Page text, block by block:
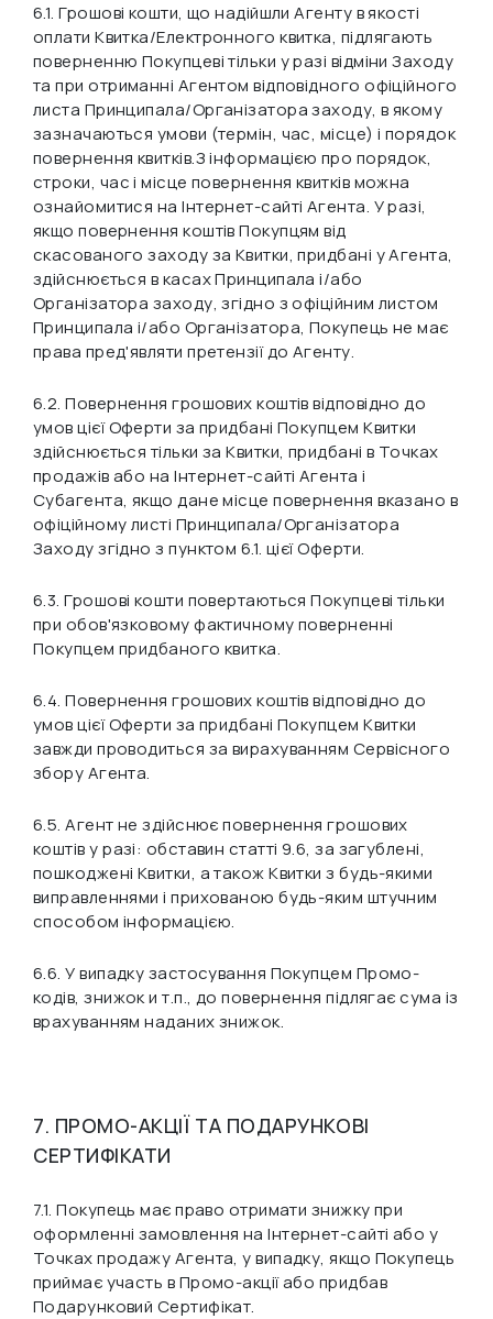
6.1. Грошові кошти, що надійшли Агенту в якості
оплати Квитка/Електронного квитка, підлягають
поверненню Покупцеві тільки у разі відміни Заходу
та при отриманні Агентом відповідного офіційного
листа Принципала/Організатора заходу, в якому
зазначаються умови (термін, час, місце) і порядок
повернення квитків.З інформацією про порядок,
строки, час і місце повернення квитків можна
ознайомитися на Інтернет-сайті Агента. У разі,
якщо повернення коштів Покупцям від
скасованого заходу за Квитки, придбані у Агента,
здійснюється в касах Принципала і/або
Організатора заходу, згідно з офіційним листом
Принципала і/або Організатора, Покупець не має
права пред'являти претензії до Агенту.
6.2. Повернення грошових коштів відповідно до
умов цієї Оферти за придбані Покупцем Квитки
здійснюється тільки за Квитки, придбані в Точках
продажів або на Інтернет-сайті Агента і
Субагента, якщо дане місце повернення вказано в
офіційному листі Принципала/Організатора
Заходу згідно з пунктом 6.1. цієї Оферти.
6.3. Грошові кошти повертаються Покупцеві тільки
при обов'язковому фактичному поверненні
Покупцем придбаного квитка.
6.4. Повернення грошових коштів відповідно до
умов цієї Оферти за придбані Покупцем Квитки
завжди проводиться за вирахуванням Сервісного
збору Агента.
6.5. Агент не здійснює повернення грошових
коштів у разі: обставин статті 9.6, за загублені,
пошкоджені Квитки, а також Квитки з будь-якими
виправленнями і прихованою будь-яким штучним
способом інформацією.
6.6. У випадку застосування Покупцем Промо-
кодів, знижок и т.п., до повернення підлягає сума із
врахуванням наданих знижок.
7. ПРОМО-АКЦІЇ ТА ПОДАРУНКОВІ
СЕРТИФІКАТИ
7.1. Покупець має право отримати знижку при
оформленні замовлення на Інтернет-сайті або у
Точках продажу Агента, у випадку, якщо Покупець
приймає участь в Промо-акції або придбав
Подарунковий Сертифікат.